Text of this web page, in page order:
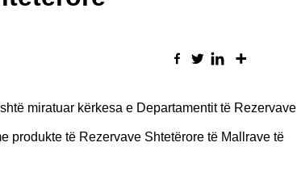
miratuar kërkesa e Departamentit të Rezervave
produkte të Rezervave Shtetërore të Mallrave të